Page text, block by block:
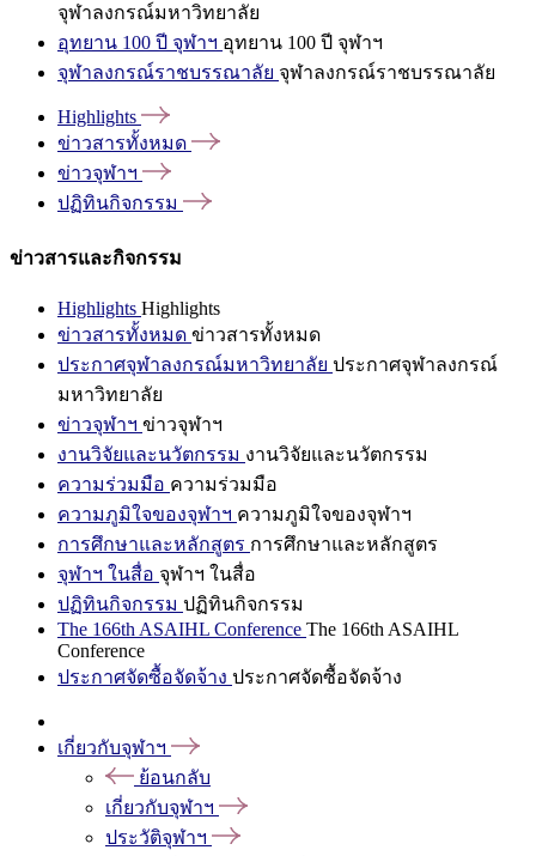
จุฬาลงกรณ์มหาวิทยาลัย
อุทยาน 100 ปี จุฬาฯ อุทยาน 100 ปี จุฬาฯ
จุฬาลงกรณ์ราชบรรณาลัย จุฬาลงกรณ์ราชบรรณาลัย
Highlights
ข่าวสารทั้งหมด
ข่าวจุฬาฯ
ปฏิทินกิจกรรม
ข่าวสารและกิจกรรม
Highlights Highlights
ข่าวสารทั้งหมด ข่าวสารทั้งหมด
ประกาศจุฬาลงกรณ์มหาวิทยาลัย ประกาศจุฬาลงกรณ์
มหาวิทยาลัย
ข่าวจุฬาฯ ข่าวจุฬาฯ
งานวิจัยและนวัตกรรม งานวิจัยและนวัตกรรม
ความร่วมมือ ความร่วมมือ
ความภูมิใจของจุฬาฯ ความภูมิใจของจุฬาฯ
การศึกษาและหลักสูตร การศึกษาและหลักสูตร
จุฬาฯ ในสื่อ จุฬาฯ ในสื่อ
ปฏิทินกิจกรรม ปฏิทินกิจกรรม
The 166th ASAIHL Conference The 166th ASAIHL
Conference
ประกาศจัดซื้อจัดจ้าง ประกาศจัดซื้อจัดจ้าง
เกี่ยวกับจุฬาฯ
ย้อนกลับ
เกี่ยวกับจุฬาฯ
ประวัติจุฬาฯ